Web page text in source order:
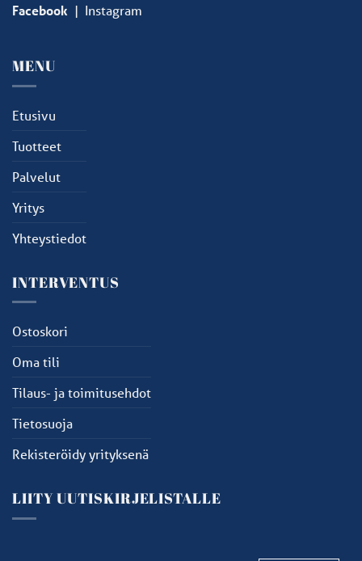
Facebook | Instagram
MENU
Etusivu
Tuotteet
Palvelut
Yritys
Yhteystiedot
INTERVENTUS
Ostoskori
Oma tili
Tilaus- ja toimitusehdot
Tietosuoja
Rekisteröidy yrityksenä
LIITY UUTISKIRJELISTALLE